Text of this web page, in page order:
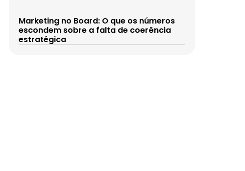
Marketing no Board: O que os números
escondem sobre a falta de coerência
estratégica